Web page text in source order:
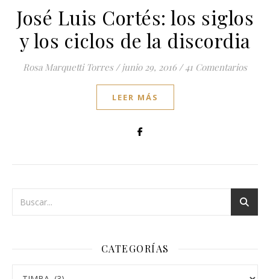
José Luis Cortés: los siglos
y los ciclos de la discordia
Rosa Marquetti Torres / junio 29, 2016 / 41 Comentarios
LEER MÁS
CATEGORÍAS